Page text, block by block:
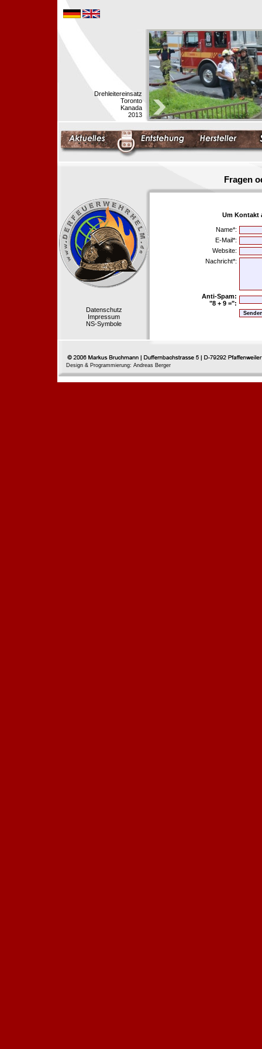
Drehleitereinsatz
Toronto
Kanada
2013
Fragen
Datenschutz
Impressum
NS-Symbole
Um Kontakt
Name*:
E-Mail*:
Website:
Nachricht*:
Anti-Spam:
"8 + 9 =":
Design & Programmierung: Andreas Berger